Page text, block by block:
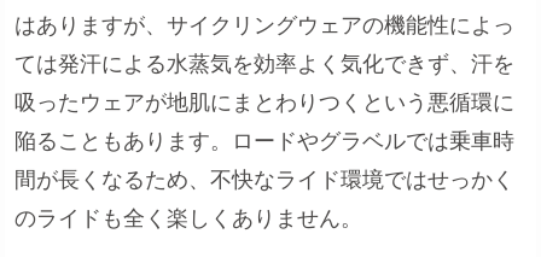
はありますが、サイクリングウェアの機能性によっ
ては発汗による水蒸気を効率よく気化できず、汗を
吸ったウェアが地肌にまとわりつくという悪循環に
陥ることもあります。ロードやグラベルでは乗車時
間が長くなるため、不快なライド環境ではせっかく
のライドも全く楽しくありません。